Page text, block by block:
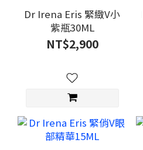
Dr Irena Eris 緊緻V小
紫瓶30ML
NT$2,900